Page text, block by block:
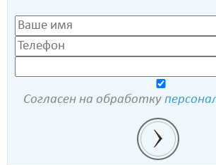
Согласен на обработку